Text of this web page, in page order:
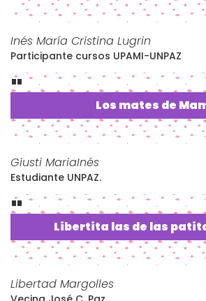
Inés María Cristina Lugrin
Participante cursos UPAMI-UNPAZ
Los mates de
Giusti MariaInés
Estudiante UNPAZ.
Libertita las de las
Libertad Margolles